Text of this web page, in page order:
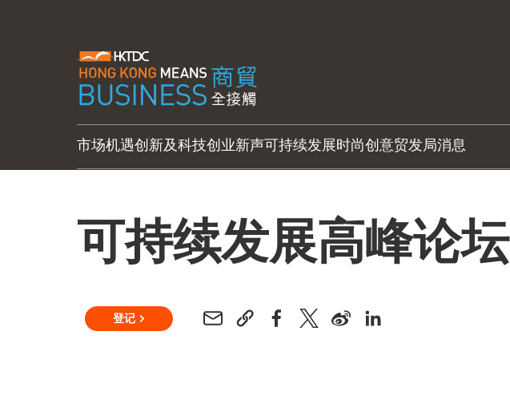
市场机遇创新及科技创业新声可持续发展时尚创意贸发局消息
可持续发展高峰论坛
登记